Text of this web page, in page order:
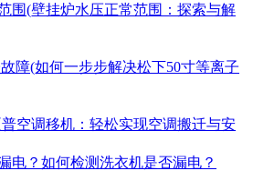
围(壁挂炉水压正常范围：探索与解
障(如何一步步解决松下50寸等离子
空调移机：轻松实现空调搬迁与安
电？如何检测洗衣机是否漏电？